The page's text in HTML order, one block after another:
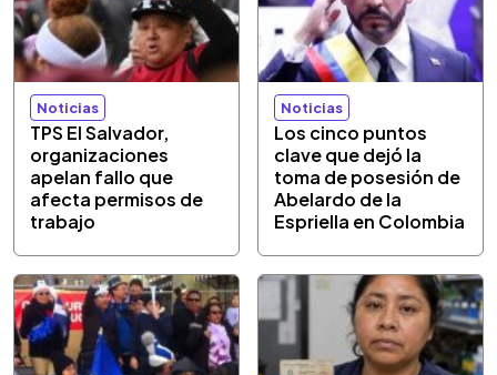
Noticias
TPS El Salvador,
organizaciones
apelan fallo que
afecta permisos de
trabajo
Noticias
Los cinco puntos
clave que dejó la
toma de posesión de
Abelardo de la
Espriella en Colombia